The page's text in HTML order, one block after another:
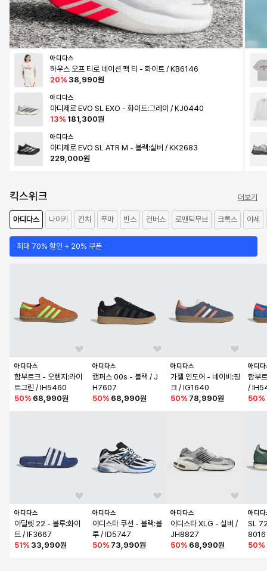
아디다스
하우스 오프 티로 네이션 팩 티 - 화이트 / KB6146
20% 38,990원
아디다스
아디제로 EVO SL EXO - 화이트:그레이 / KJ0440
13% 181,300원
아디다스
아디제로 EVO SL ATR M - 블랙:실버 / KK2683
229,000원
킥스위크 더보기
아디다스 나이키 킨치 푸마 반스 컨버스 로맨틱무브 크록스 야세
최대 70% 할인 + 20% 쿠폰
아디다스
함부르크 - 오렌지:라이
트그린 / IH5460
50% 68,990원
아디다스
아딜렛 22 - 블루:화이
트 / IF3667
51% 33,990원
아디다스
캠퍼스 00s - 블랙 / J
H7607
50% 68,990원
아디다스
아디스타 쿠션 - 블랙:블
루 / ID5747
50% 73,990원
아디다스
가젤 인도어 - 네이비:핑
크 / IG1640
50% 78,990원
아디다스
아디스타 XLG - 실버 /
JH8827
50% 68,990원
아디
함부
/
50%
아디
SL
8016
50%